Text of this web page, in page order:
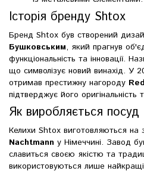
Історія бренду Shtox
Бренд Shtox був створений
Бушковським, який прагнув
функціональність та інновації.
що символізує новий винахід. У
отримав престижну нагороду
підтверджує його оригінальність
Як виробляється
Келихи Shtox виготовляються на
Nachtmann у Німеччині. Завод
славиться своєю якістю та
використовуються лише